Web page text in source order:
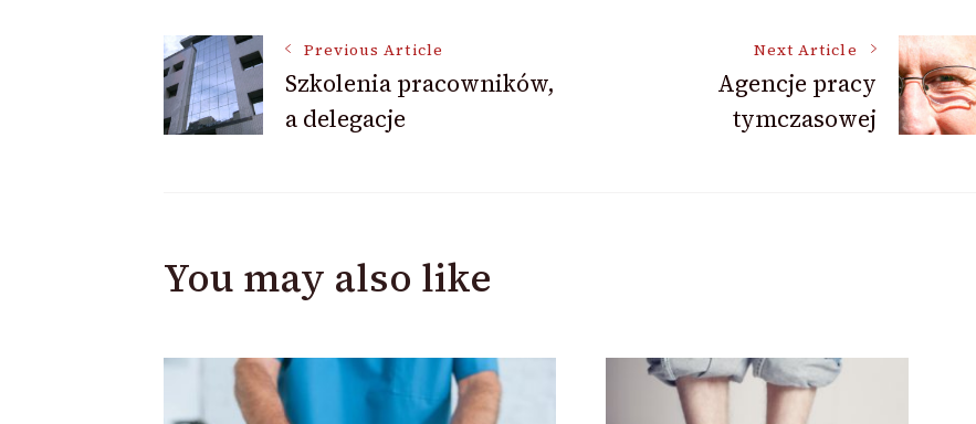
Post
Navigation
Previous Article
Szkolenia pracowników,
a delegacje
Next Article
Agencje pracy
tymczasowej
You may also like